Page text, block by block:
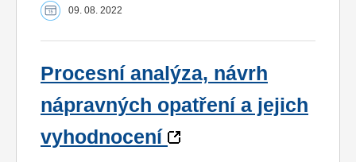
09. 08. 2022
Procesní analýza, návrh
nápravných opatření a jejich
vyhodnocení